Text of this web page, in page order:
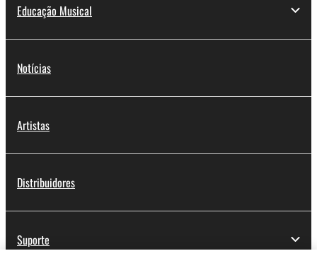
Educação Musical
Notícias
Artistas
Distribuidores
Suporte